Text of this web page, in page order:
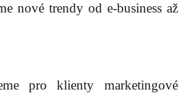
nové trendy od e-business až
pro klienty marketingové